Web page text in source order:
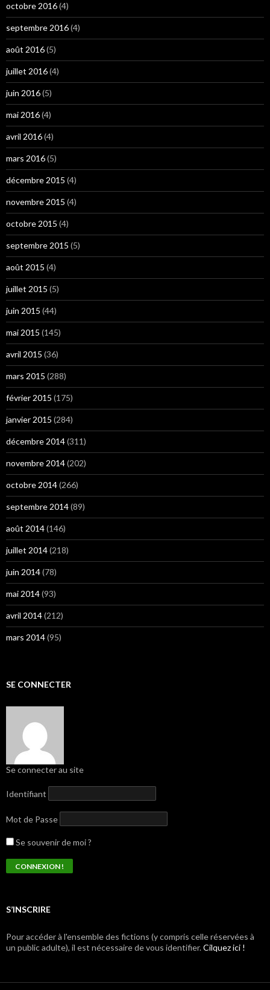
octobre 2016(4)
septembre 2016(4)
août 2016(5)
juillet 2016(4)
juin 2016(5)
mai 2016(4)
avril 2016(4)
mars 2016(5)
décembre 2015 (4)
novembre 2015 (4)
octobre 2015 (4)
septembre 2015 (5)
août 2015 (4)
juillet 2015 (5)
juin 2015 (44)
mai 2015 (145)
avril 2015 (36)
mars 2015 (288)
février 2015 (175)
janvier 2015 (284)
décembre 2014(311)
novembre 2014(202)
octobre 2014(266)
septembre 2014(89)
août 2014(146)
juillet 2014(218)
juin 2014(78)
mai 2014(93)
avril 2014(212)
mars 2014(95)
SE CONNECTER
Se connecter au site
Identifiant
Mot de Passe
Se souvenir de moi ?
S’INSCRIRE
Pour accéder à l'ensemble des fictions (y compris celle réservées à
un public adulte), il est nécessaire de vous identifier.Cilquez ici !